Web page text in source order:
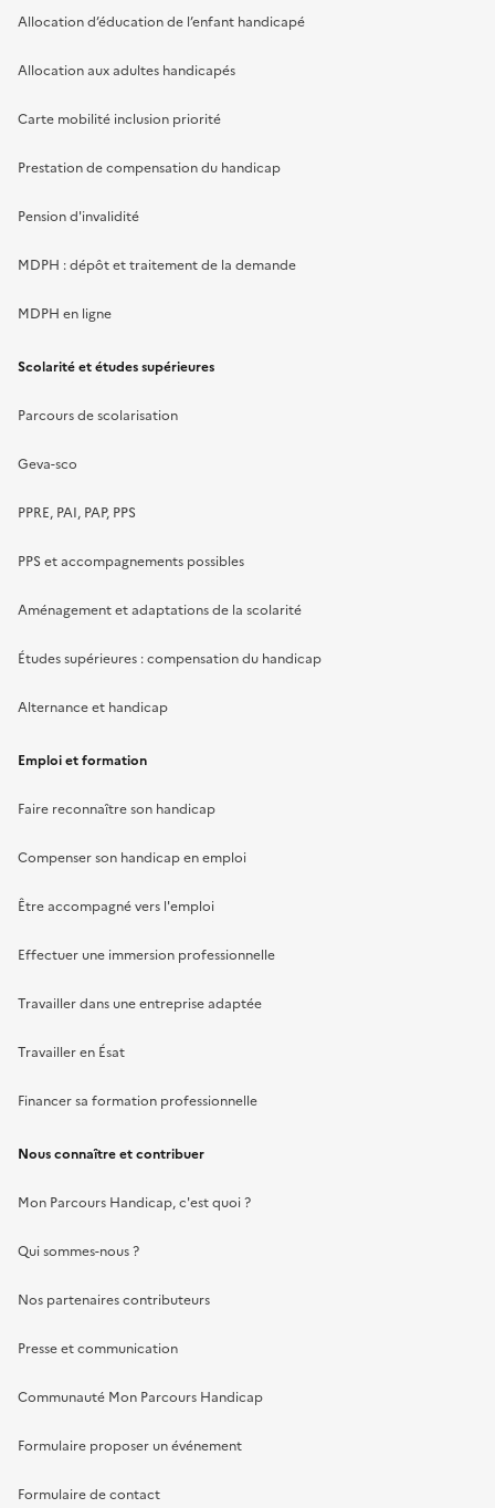
Allocation d’éducation de l’enfant handicapé
Allocation aux adultes handicapés
Carte mobilité inclusion priorité
Prestation de compensation du handicap
Pension d'invalidité
MDPH : dépôt et traitement de la demande
MDPH en ligne
Scolarité et études supérieures
Parcours de scolarisation
Geva-sco
PPRE, PAI, PAP, PPS
PPS et accompagnements possibles
Aménagement et adaptations de la scolarité
Études supérieures : compensation du handicap
Alternance et handicap
Emploi et formation
Faire reconnaître son handicap
Compenser son handicap en emploi
Être accompagné vers l'emploi
Effectuer une immersion professionnelle
Travailler dans une entreprise adaptée
Travailler en Ésat
Financer sa formation professionnelle
Nous connaître et contribuer
Mon Parcours Handicap, c'est quoi ?
Qui sommes-nous ?
Nos partenaires contributeurs
Presse et communication
Communauté Mon Parcours Handicap
Formulaire proposer un événement
Formulaire de contact